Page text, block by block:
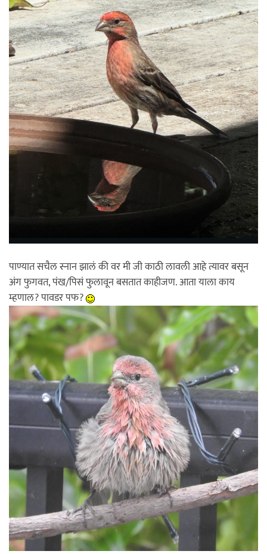
पाण्यात सचैल स्नान झालं की वर मी जी काठी लावली आहे त्यावर बसून
अंग फुगवत, पंख/पिसं फुलावून बसतात काहीजण. आता याला काय
म्हणाल? पावडर पफ?